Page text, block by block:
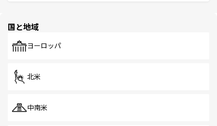
で、ホーカーズは地元の風情を楽しめる外せないスポット
国と地域
ヨーロッパ
北米
中南米